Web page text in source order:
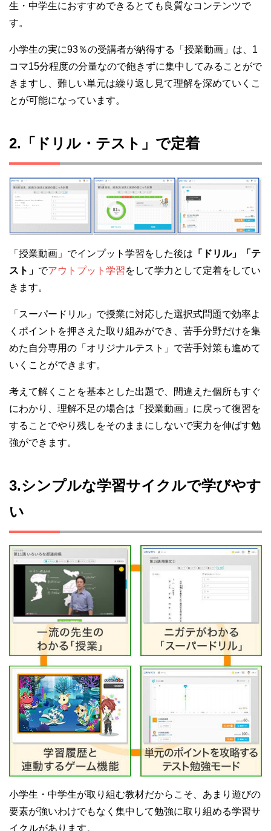
生・中学生におすすめできるとても良質なコンテンツで
す。
小学生の実に93％の受講者が納得する「授業動画」は、1
コマ15分程度の分量なので飽きずに集中してみることがで
きますし、難しい単元は繰り返し見て理解を深めていくこ
とが可能になっています。
2.「ドリル・テスト」で定着
「授業動画」でインプット学習をした後は 「ドリル」「テ
スト」 でアウトプット学習をして学力として定着をしてい
きます。
「スーパードリル」で授業に対応した選択式問題で効率よ
くポイントを押さえた取り組みができ、苦手分野だけを集
めた自分専用の「オリジナルテスト」で苦手対策も進めて
いくことができます。
考えて解くことを基本とした出題で、間違えた個所もすぐ
にわかり、理解不足の場合は「授業動画」に戻って復習を
することでやり残しをそのままにしないで実力を伸ばす勉
強ができます。
3.シンプルな学習サイクルで学びやす
い
小学生・中学生が取り組む教材だからこそ、あまり遊びの
要素が強いわけでもなく集中して勉強に取り組める学習サ
イクルがあります。